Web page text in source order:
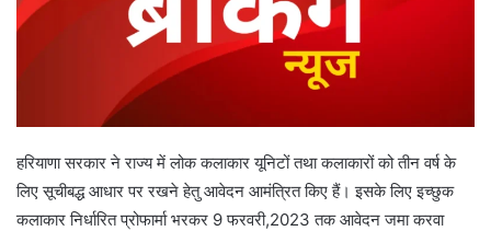
हरियाणा सरकार ने राज्य में लोक कलाकार यूनिटों तथा कलाकारों को तीन वर्ष के
लिए सूचीबद्ध आधार पर रखने हेतु आवेदन आमंत्रित किए हैं। इसके लिए इच्छुक
कलाकार निर्धारित प्रोफार्मा भरकर 9 फरवरी,2023 तक आवेदन जमा करवा